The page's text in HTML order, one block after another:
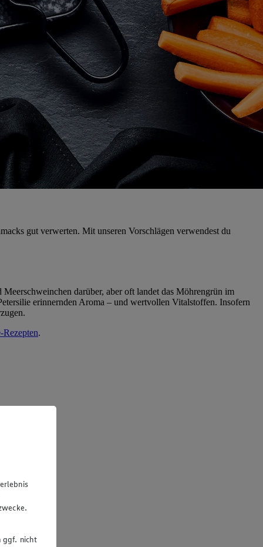
gut verwerten. Mit unseren Vorschlägen verwendest du
darüber, aber oft landet das Möhrengrün im
erinnernden Aroma – und wertvollen Vitalstoffen. Insofern
Rezepten.
ggf. nicht